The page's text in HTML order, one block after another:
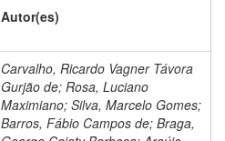
Autor(es)
Carvalho, Ricardo Vagner Távora
Gurjão de; Rosa, Luciano
Maximiano; Silva, Marcelo Gomes;
Barros, Fábio Campos de; Braga,